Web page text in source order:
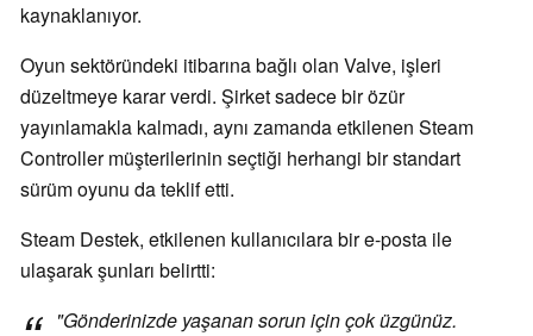
kaynaklanıyor.
Oyun sektöründeki itibarına bağlı olan Valve, işleri
düzeltmeye karar verdi. Şirket sadece bir özür
yayınlamakla kalmadı, aynı zamanda etkilenen Steam
Controller müşterilerinin seçtiği herhangi bir standart
sürüm oyunu da teklif etti.
Steam Destek, etkilenen kullanıcılara bir e-posta ile
ulaşarak şunları belirtti:
"Gönderinizde yaşanan sorun için çok üzgünüz.